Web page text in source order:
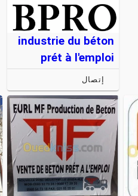
industrie du béton
prét à l'emploi
إتصال